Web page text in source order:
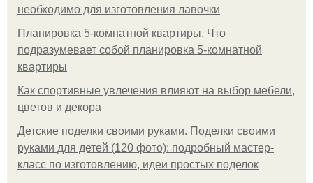
необходимо для изготовления лавочки
Планировка 5-комнатной квартиры. Что
подразумевает собой планировка 5-комнатной
квартиры
Как спортивные увлечения влияют на выбор мебели,
цветов и декора
Детские поделки своими руками. Поделки своими
руками для детей (120 фото): подробный мастер-
класс по изготовлению, идеи простых поделок